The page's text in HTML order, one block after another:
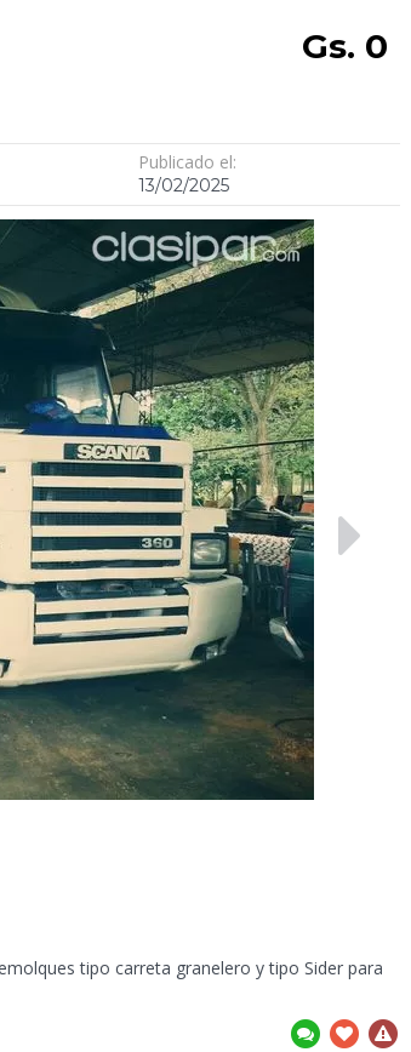
Gs. 0
Publicado el:
13/02/2025
tipo carreta granelero y tipo Sider para